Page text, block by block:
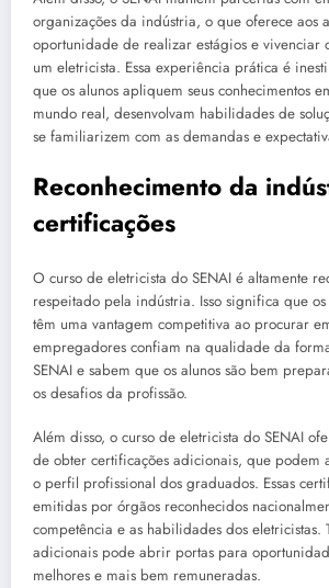
organizações da indústria, o que oferece aos
oportunidade de realizar estágios e vivenciar
um eletricista. Essa experiência prática é
que os alunos apliquem seus conhecimentos
mundo real, desenvolvam habilidades de
se familiarizem com as demandas e
Reconhecimento da
certificações
O curso de eletricista do SENAI é altamente
respeitado pela indústria. Isso significa que
têm uma vantagem competitiva ao procurar
empregadores confiam na qualidade da
SENAI e sabem que os alunos são bem
os desafios da profissão.
Além disso, o curso de eletricista do SENAI
de obter certificações adicionais, que podem
o perfil profissional dos graduados. Essas
emitidas por órgãos reconhecidos
competência e as habilidades dos eletricistas.
adicionais pode abrir portas para
melhores e mais bem remuneradas.